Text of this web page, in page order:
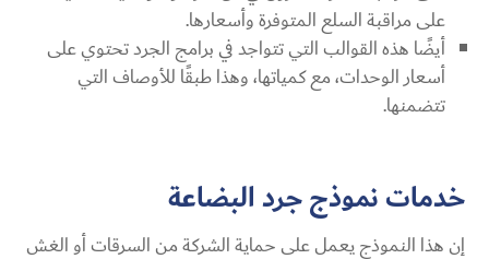
على مراقبة السلع المتوفرة وأسعارها.
أيضًا هذه القوالب التي تتواجد في برامج الجرد تحتوي على
أسعار الوحدات، مع كمياتها، وهذا طبقًا للأوصاف التي
تتضمنها.
خدمات نموذج جرد البضاعة
إن هذا النموذج يعمل على حماية الشركة من السرقات أو الغش